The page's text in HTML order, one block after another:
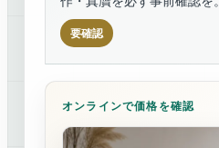
要確認
オンラインで価格を確認